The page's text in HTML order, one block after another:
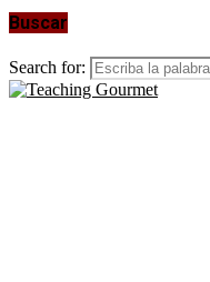
Buscar
Search for: